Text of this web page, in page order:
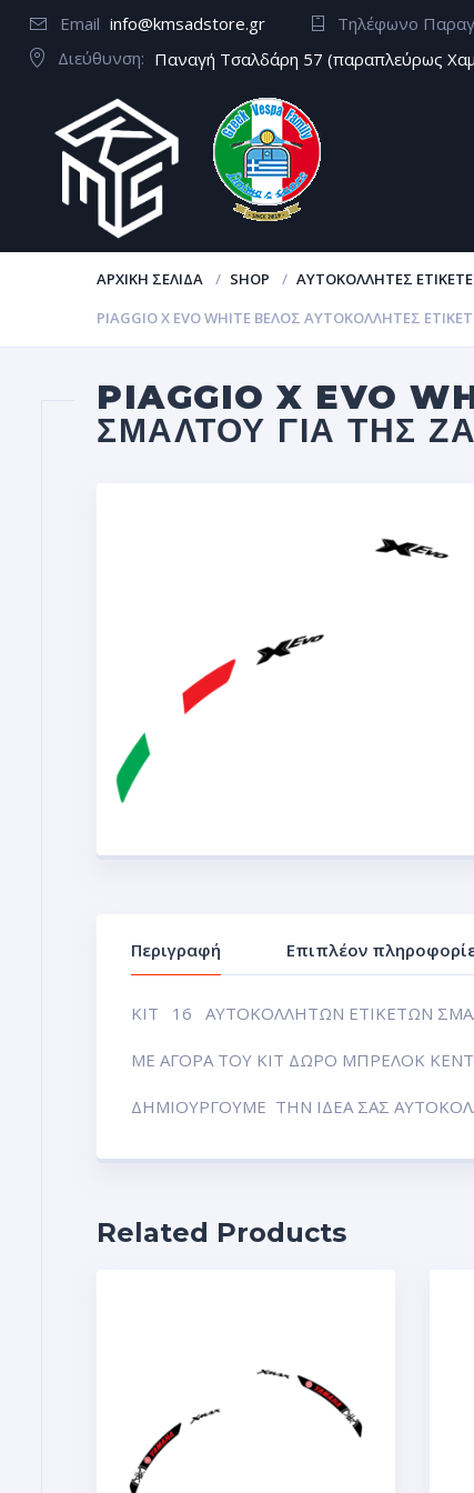
Email info@kmsadstore.gr Τηλέφωνο
Διεύθυνση: Παναγή Τσαλδάρη 57 (παραπλεύρως
ΑΡΧΙΚΉ ΣΕΛΊΔΑ SHOP
ΑΥΤΟΚΌΛΛΗΤΕΣ
PIAGGIO X EVO WHITE ΒΈΛΟΣ ΑΥΤΟΚΌΛΛΗΤΕΣ
PIAGGIO X EVO
ΣΜΆΛΤΟΥ ΓΙΑ ΤΗΣ
Περιγραφή Επιπλέον
ΚΙΤ 16 ΑΥΤΟΚΟΛΛΗΤΩΝ ΕΤΙΚΕΤΩΝ
ΜΕ ΑΓΟΡΑ ΤΟΥ ΚΙΤ ΔΩΡΟ ΜΠΡΕΛΟΚ
ΔΗΜΙΟΥΡΓΟΥΜΕ ΤΗΝ ΙΔΕΑ ΣΑΣ
Related Products